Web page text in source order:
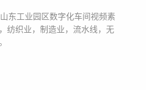
东工业园区数字化车间视频素
纺织业，制造业，流水线，无